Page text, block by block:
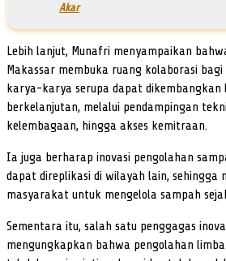
Akar
Lebih lanjut, Munafri menyampaikan
Makassar membuka ruang kolaborasi
karya-karya serupa dapat dikembangkan
berkelanjutan, melalui pendampingan
kelembagaan, hingga akses kemitraan.
Ia juga berharap inovasi pengolahan
dapat direplikasi di wilayah lain, sehingga
masyarakat untuk mengelola sampah
Sementara itu, salah satu penggagas
mengungkapkan bahwa pengolahan